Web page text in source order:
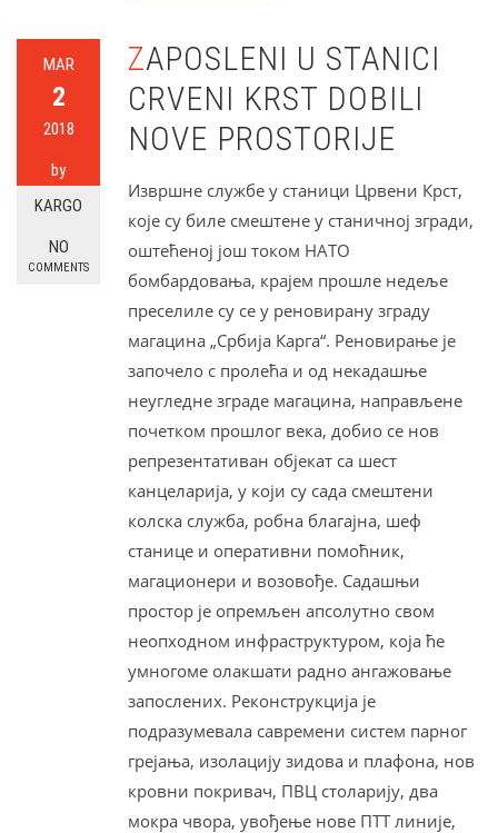
MAR
2
2018
by
KARGO
NO
COMMENTS
ZAPOSLENI U STANICI
CRVENI KRST DOBILI
NOVE PROSTORIJE
Извршне службе у станици Црвени Крст,
које су биле смештене у станичној згради,
оштећеној још током НАТО
бомбардовања, крајем прошле недеље
преселиле су се у реновирану зграду
магацина „Србија Карга“. Реновирање је
започело с пролећа и од некадашње
неугледне зграде магацина, направљене
почетком прошлог века, добио се нов
репрезентативан објекат са шест
канцеларија, у који су сада смештени
колска служба, робна благајна, шеф
станице и оперативни помоћник,
магационери и возовође. Садашњи
простор је опремљен апсолутно свом
неопходном инфраструктуром, која ће
умногоме олакшати радно ангажовање
запослених. Реконструкција је
подразумевала савремени систем парног
грејања, изолацију зидова и плафона, нов
кровни покривач, ПВЦ столарију, два
мокра чвора, увођење нове ПТТ линије,